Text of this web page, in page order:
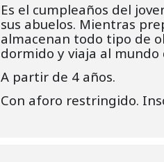
Es el cumpleaños del
sus abuelos. Mientras
almacenan todo tipo de
dormido y viaja al mundo
A partir de 4 años.
Con aforo restringido.